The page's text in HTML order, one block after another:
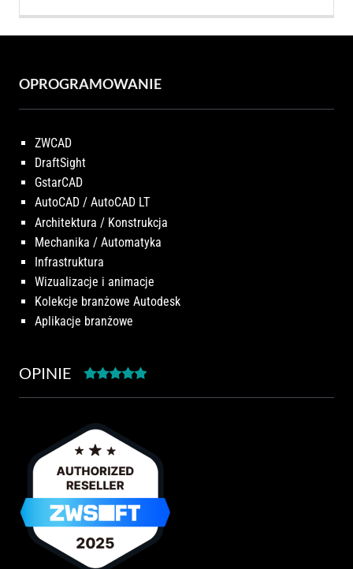
OPROGRAMOWANIE
ZWCAD
DraftSight
GstarCAD
AutoCAD / AutoCAD LT
Architektura / Konstrukcja
Mechanika / Automatyka
Infrastruktura
Wizualizacje i animacje
Kolekcje branżowe Autodesk
Aplikacje branżowe
OPINIE